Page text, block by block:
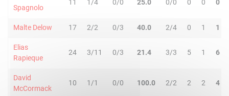
Spagnolo
11 1/4 0/0 25.0 0/0 0 0 0
Malte Delow 17 2/2 0/3 40.0 2/4 0 1 1
Elias
Rapieque
24 3/11 0/3 21.4 3/3 5 1 6
David
McCormack
10 1/1 0/0 100.0 2/2 2 2 4